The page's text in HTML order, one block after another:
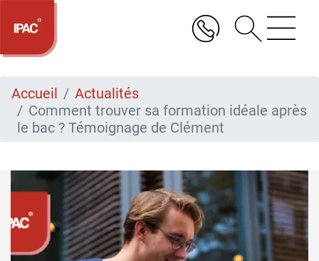
Aller
contenu
Accueil
Actualités
Comment trouver sa formation idéale après
le bac ? Témoignage de Clément